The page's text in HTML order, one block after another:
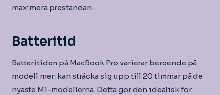
maximera prestandan.
Batteritid
Batteritiden på MacBook Pro varierar beroende på
modell men kan sträcka sig upp till 20 timmar på de
nyaste M1-modellerna. Detta gör den idealisk för